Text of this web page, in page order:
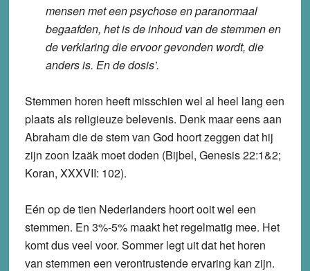
mensen met een psychose en paranormaal
begaafden, het is de inhoud van de stemmen en
de verklaring die ervoor gevonden wordt, die
anders is. En de dosis’.
Stemmen horen heeft misschien wel al heel lang een
plaats als religieuze belevenis. Denk maar eens aan
Abraham die de stem van God hoort zeggen dat hij
zijn zoon Izaäk moet doden (Bijbel, Genesis 22:1&2;
Koran, XXXVII: 102).
Eén op de tien Nederlanders hoort ooit wel een
stemmen. En 3%-5% maakt het regelmatig mee. Het
komt dus veel voor. Sommer legt uit dat het horen
van stemmen een verontrustende ervaring kan zijn.